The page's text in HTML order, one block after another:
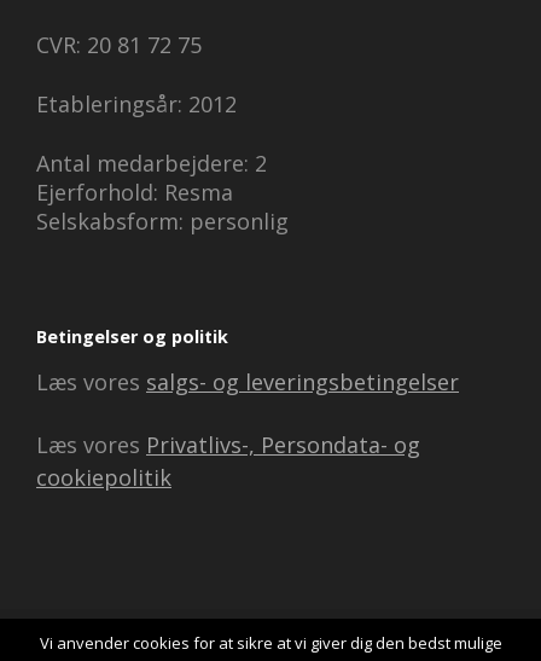
CVR: 20 81 72 75
Etableringsår: 2012
Antal medarbejdere: 2
Ejerforhold: Resma
Selskabsform: personlig
Betingelser og politik
Læs vores salgs- og leveringsbetingelser
Læs vores Privatlivs-, Persondata- og
cookiepolitik
Vi anvender cookies for at sikre at vi giver dig den bedst mulige